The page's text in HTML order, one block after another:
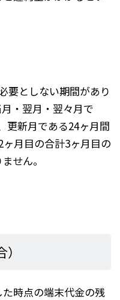
要としない期間があり
・翌月・翌々月で
更新月である24ヶ月間
月目の合計3ヶ月目の
せん。
時点の端末代金の残